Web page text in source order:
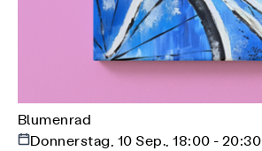
Blumenrad
Donnerstag, 10 Sep., 18:00 - 20:30